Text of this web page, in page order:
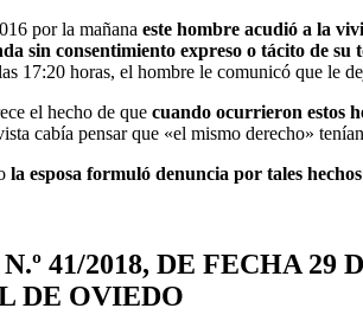
por la mañana este hombre acudió a la
sin consentimiento expreso o tácito de su
17:20 horas, el hombre le comunicó que le
el hecho de que cuando ocurrieron estos
cabía pensar que «el mismo derecho»
la esposa formuló denuncia por tales
41/2018, DE FECHA
DE OVIEDO